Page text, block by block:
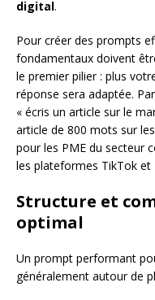
digital.
Pour créer des prompts
fondamentaux doivent
le premier pilier : plus
réponse sera adaptée.
« écris un article sur le
article de 800 mots sur
pour les PME du secteur
les plateformes TikTok et
Structure et
optimal
Un prompt performant
généralement autour de